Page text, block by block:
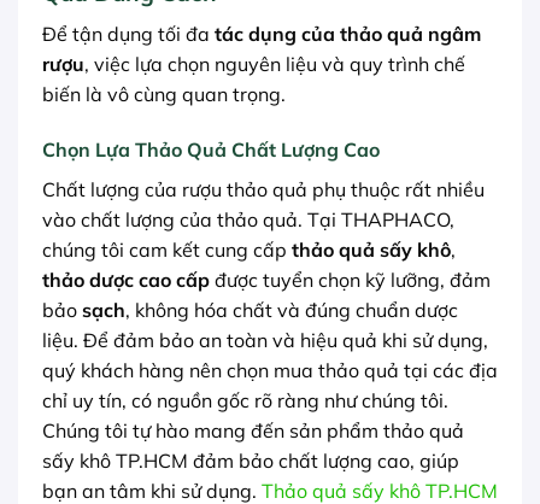
Để tận dụng tối đa tác dụng của thảo quả ngâm
rượu, việc lựa chọn nguyên liệu và quy trình chế
biến là vô cùng quan trọng.
Chọn Lựa Thảo Quả Chất Lượng Cao
Chất lượng của rượu thảo quả phụ thuộc rất nhiều
vào chất lượng của thảo quả. Tại THAPHACO,
chúng tôi cam kết cung cấp thảo quả sấy khô,
thảo dược cao cấp được tuyển chọn kỹ lưỡng, đảm
bảo sạch, không hóa chất và đúng chuẩn dược
liệu. Để đảm bảo an toàn và hiệu quả khi sử dụng,
quý khách hàng nên chọn mua thảo quả tại các địa
chỉ uy tín, có nguồn gốc rõ ràng như chúng tôi.
Chúng tôi tự hào mang đến sản phẩm thảo quả
sấy khô TP.HCM đảm bảo chất lượng cao, giúp
bạn an tâm khi sử dụng. Thảo quả sấy khô TP.HCM